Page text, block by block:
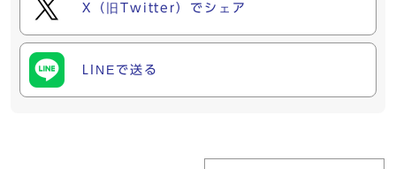
X（旧Twitter）でシェア
LINEで送る